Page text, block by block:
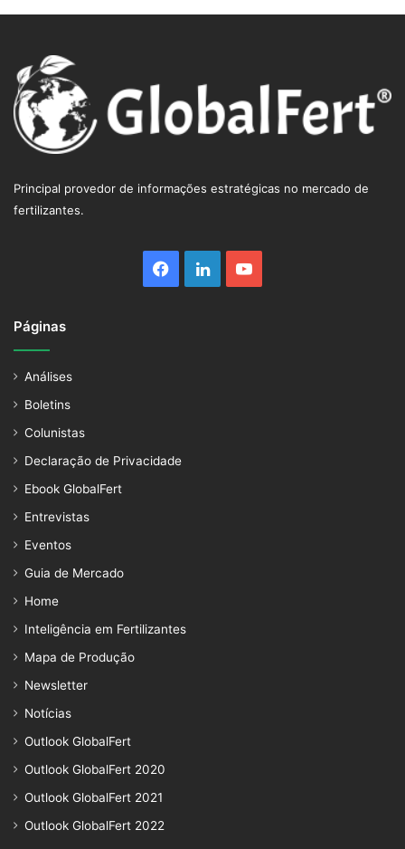
Principal provedor de informações estratégicas no mercado de
fertilizantes.
Facebook
LinkedinYouTube
Páginas
Análises
Boletins
Colunistas
Declaração de Privacidade
Ebook GlobalFert
Entrevistas
Eventos
Guia de Mercado
Home
Inteligência em Fertilizantes
Mapa de Produção
Newsletter
Notícias
Outlook GlobalFert
Outlook GlobalFert 2020
Outlook GlobalFert 2021
Outlook GlobalFert 2022